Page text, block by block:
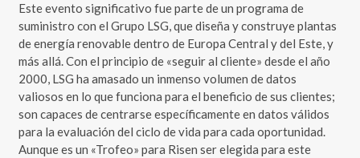
Este evento significativo fue parte de un programa de
suministro con el Grupo LSG, que diseña y construye plantas
de energía renovable dentro de Europa Central y del Este, y
más allá. Con el principio de «seguir al cliente» desde el año
2000, LSG ha amasado un inmenso volumen de datos
valiosos en lo que funciona para el beneficio de sus clientes;
son capaces de centrarse específicamente en datos válidos
para la evaluación del ciclo de vida para cada oportunidad.
Aunque es un «Trofeo» para Risen ser elegida para este